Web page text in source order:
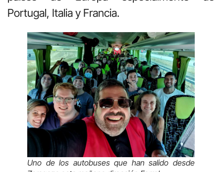
Portugal, Italia y Francia.
Uno de los autobuses que han salido desde